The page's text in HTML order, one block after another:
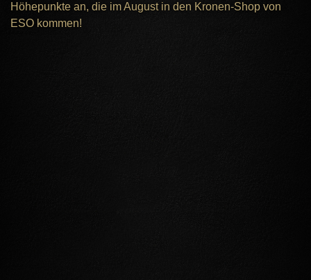
Höhepunkte an, die im August in den Kronen-Shop von
ESO kommen!